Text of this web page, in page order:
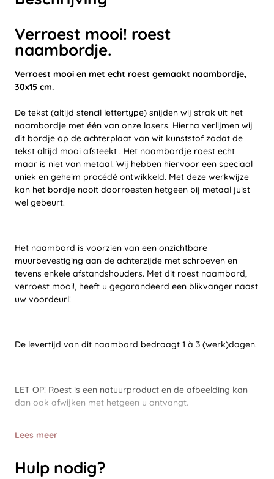
Verroest mooi! roest
naambordje.
Verroest mooi en met echt roest gemaakt naambordje,
30x15 cm.
De tekst (altijd stencil lettertype) snijden wij strak uit het
naambordje met één van onze lasers. Hierna verlijmen wij
dit bordje op de achterplaat van wit kunststof zodat de
tekst altijd mooi afsteekt . Het naambordje roest echt
maar is niet van metaal. Wij hebben hiervoor een speciaal
uniek en geheim procédé ontwikkeld. Met deze werkwijze
kan het bordje nooit doorroesten hetgeen bij metaal juist
wel gebeurt.
Het naambord is voorzien van een onzichtbare
muurbevestiging aan de achterzijde met schroeven en
tevens enkele afstandshouders. Met dit roest naambord,
verroest mooi!, heeft u gegarandeerd een blikvanger naast
uw voordeurl!
De levertijd van dit naambord bedraagt 1 à 3 (werk)dagen.
LET OP! Roest is een natuurproduct en de afbeelding kan
dan ook afwijken met hetgeen u ontvangt.
Lees meer
Hulp nodig?